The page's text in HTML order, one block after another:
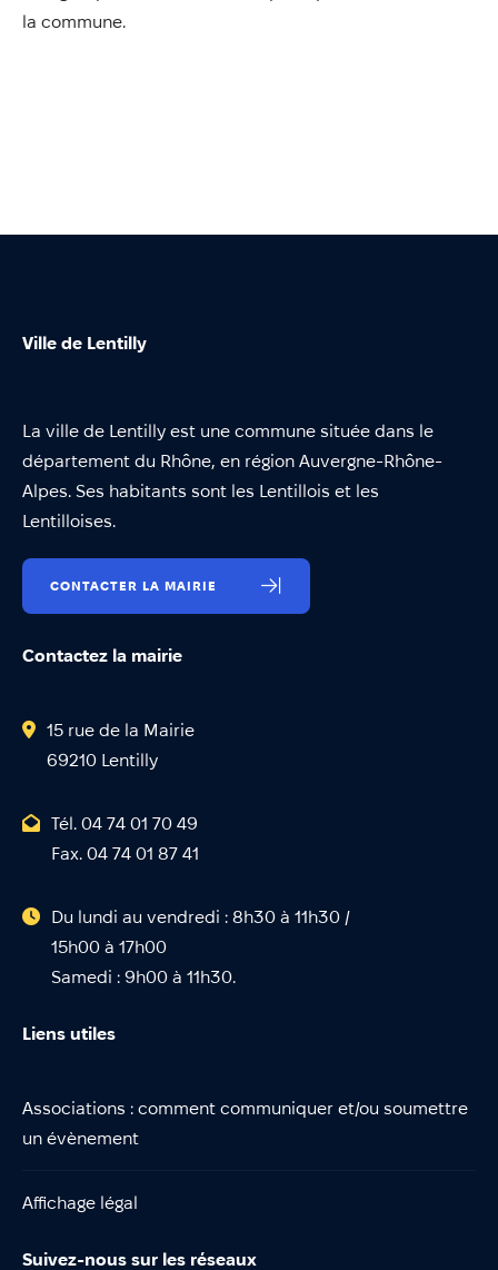
la commune.
Ville de Lentilly
La ville de Lentilly est une commune située dans le
département du Rhône, en région Auvergne-Rhône-
Alpes. Ses habitants sont les Lentillois et les
Lentilloises.
CONTACTER LA MAIRIE
Contactez la mairie
15 rue de la Mairie
69210 Lentilly
Tél. 04 74 01 70 49
Fax. 04 74 01 87 41
Du lundi au vendredi : 8h30 à 11h30 /
15h00 à 17h00
Samedi : 9h00 à 11h30.
Liens utiles
Associations : comment communiquer et/ou soumettre
un évènement
Affichage légal
Suivez-nous sur les réseaux